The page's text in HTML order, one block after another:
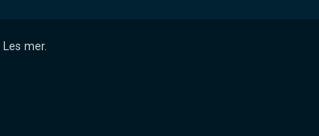
Les mer.